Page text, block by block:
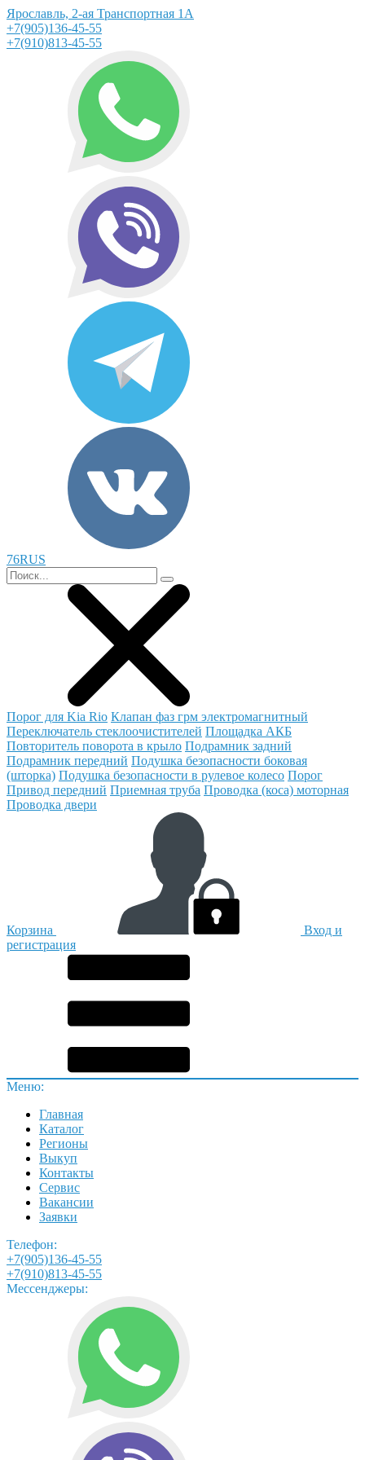
Ярославль, 2-ая Транспортная 1А
+7(905)136-45-55
+7(910)813-45-55
76RUS
Порог для Kia Rio Клапан фаз грм электромагнитный
Переключатель стеклоочистителей Площадка АКБ
Повторитель поворота в крыло Подрамник задний
Подрамник передний Подушка безопасности боковая
(шторка) Подушка безопасности в рулевое колесо Порог
Привод передний Приемная труба Проводка (коса) моторная
Проводка двери
Корзина
Вход и
регистрация
Меню:
Главная
Каталог
Регионы
Выкуп
Контакты
Сервис
Вакансии
Заявки
Телефон:
+7(905)136-45-55
+7(910)813-45-55
Мессенджеры: